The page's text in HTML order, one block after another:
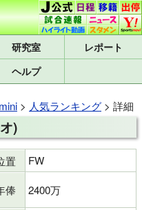
研究室
レポート
ヘルプ
> 人気ランキング > 詳細
)
置
FW
俸 2400万